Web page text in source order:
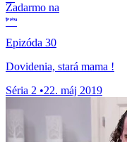
Zadarmo na
Epizóda 30
Dovidenia, stará mama !
Séria 2 •22. máj 2019